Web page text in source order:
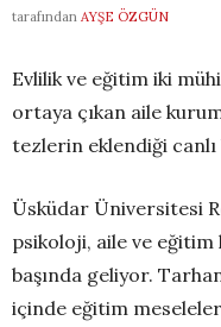
tarafından AYŞE ÖZGÜN
Evlilik ve eğitim iki
ortaya çıkan aile
tezlerin eklendiği
Üsküdar Üniversitesi
psikoloji, aile ve
başında geliyor.
içinde eğitim